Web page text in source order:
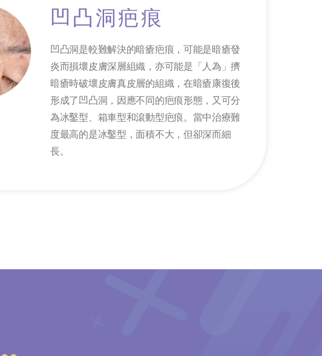
凹凸洞疤痕
凹凸洞是較難解決的暗瘡疤痕，可能是暗瘡發
炎而損壞皮膚深層組織，亦可能是「人為」擠
暗瘡時破壞皮膚真皮層的組織，在暗瘡康復後
形成了凹凸洞，因應不同的疤痕形態，又可分
為冰鑿型、箱車型和滾動型疤痕。當中治療難
度最高的是冰鑿型，面積不大，但卻深而細
長。